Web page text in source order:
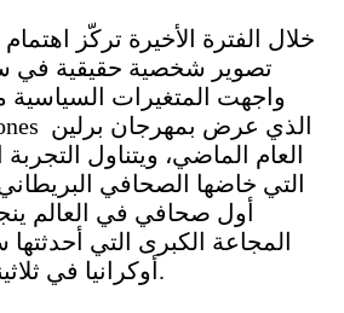
خلال الفترة الأخيرة تركّز
تصوير شخصية حقيقية في
واجهت المتغيرات السياسية
العام الماضي، ويتناول
التي خاضها الصحافي
أول صحافي في العالم
المجاعة الكبرى التي
أوكرانيا في ثلاثينيات القرن الماضي.